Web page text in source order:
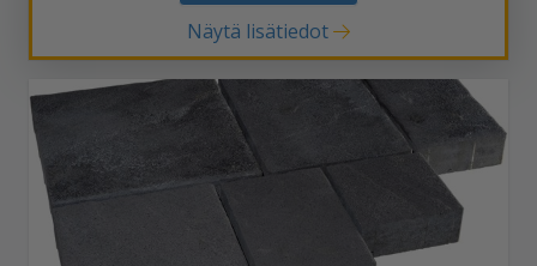
Näytä lisätiedot